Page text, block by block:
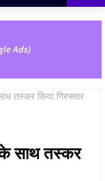
Ads)
तस्कर किया गिरफ्तार
साथ तस्कर